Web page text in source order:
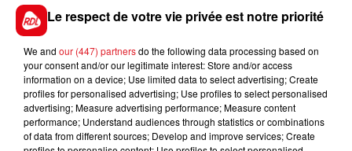
Présentés à la justice le 20 mars, les suspects seront
jugés le 23 avril. Dans l’attente, trois d’entre eux ont
été placés en détention provisoire et deux sous
contrôle judiciaire, avec interdiction de contact et de
se rendre sur les lieux des faits.
Deux des personnes incarcérées doivent également
exécuter des peines de prison antérieures de sept et
Le respect de votre vie privée est notre priorité
We and our (447) partnersdo the following data processing based on
your consent and/or our legitimate interest: Store and/or access
information on a device; Use limited data to select advertising; Create
profiles for personalised advertising; Use profiles to select personalised
advertising; Measure advertising performance; Measure content
performance; Understand audiences through statistics or combinations
of data from different sources; Develop and improve services; Create